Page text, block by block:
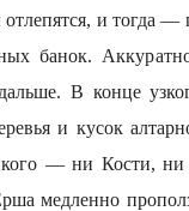
и тогда
банок.
дальше. В конце
и кусок
— ни Кости,
медленно